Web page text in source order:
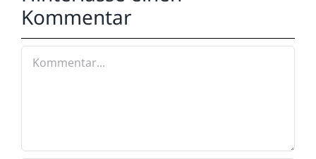
Kommentar